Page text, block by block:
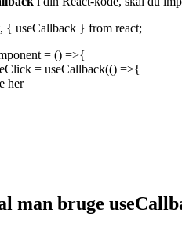
{ useCallback } from react;
= () =>{
= useCallback(() =>{
her
man bruge